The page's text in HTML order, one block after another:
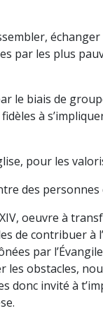
par les plus
le biais de
à
pour les
des
oeuvre à
de contribuer à
par
obstacles,
donc invité à